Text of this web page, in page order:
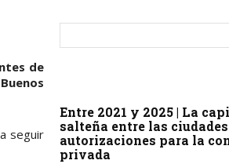
de
seguir
Entre 2021 y 2025 | La
salteña entre las
autorizaciones para la
privada